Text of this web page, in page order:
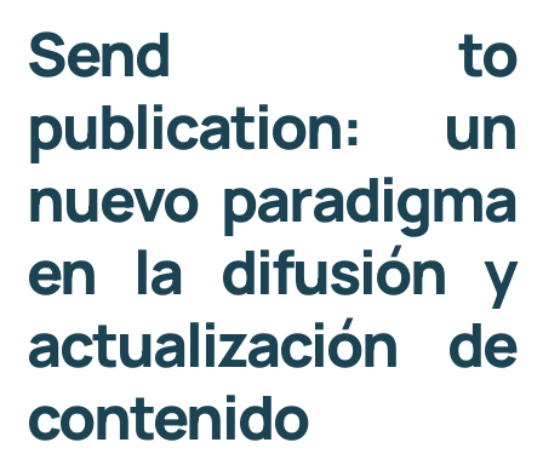
Send to
publication: un
nuevo paradigma
en la difusión y
actualización de
contenido